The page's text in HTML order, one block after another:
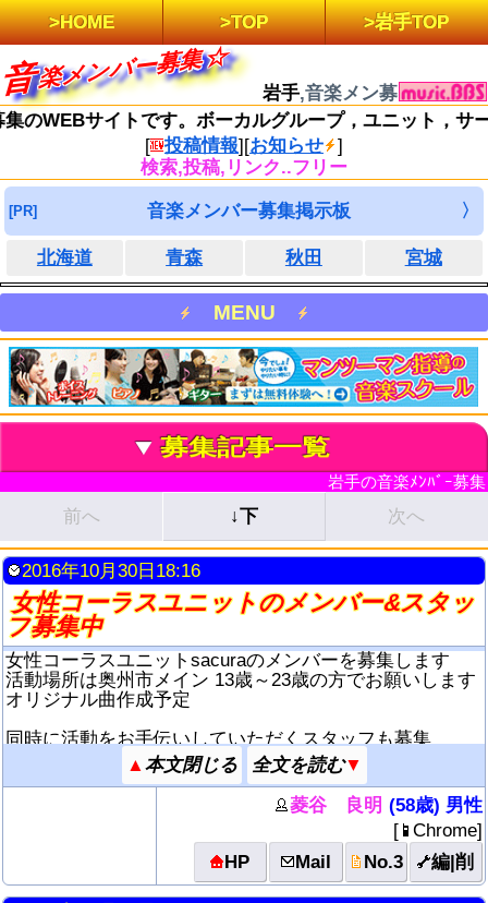
HOME TOP 岩手TOP
集
岩手,音楽メン募
WEBサイトです。ボーカルグループ，ユニット，サー
[
投稿情報][お知らせ
]
検索,投稿,リンク..フリー
音楽メンバー募集掲示板
北海道 青森 秋田 宮城
MENU
募集記事一覧
岩手の音楽ﾒﾝﾊﾞｰ募集
前へ ↓下 次へ
2016年10月30日18:16
女性コーラスユニットのメンバー&スタッ
フ募集中
女性コーラスユニットsacuraのメンバーを募集します
活動場所は奥州市メイン 13歳～23歳の方でお願いします
オリジナル曲作成予定
同時に活動をお手伝いしていただくスタッフも募集
▲
▼
菱谷 良明 (58歳) 男性
[
Chrome]
HP
Mail No.3 編|削